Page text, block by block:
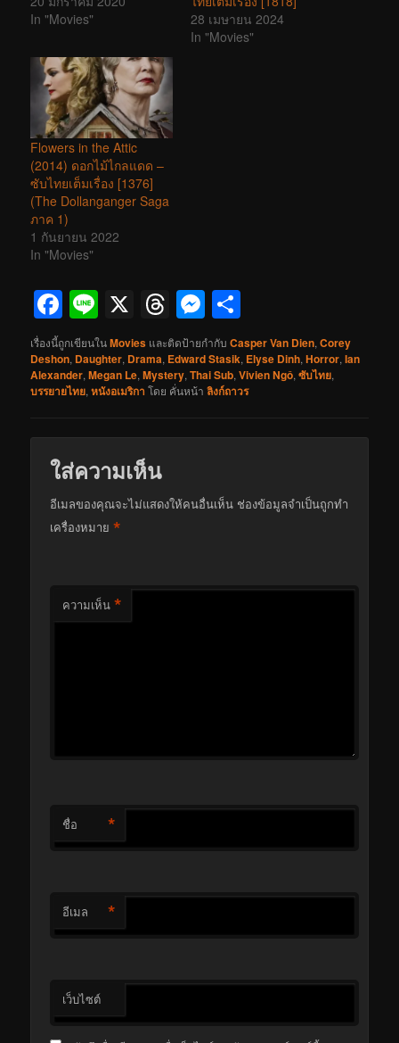
In "Movies"
28 เมษายน 2024
In "Movies"
Flowers in the Attic
(2014) ดอกไม้ไกลแดด –
ซับไทยเต็มเรื่อง [1376]
(The Dollanganger Saga
ภาค 1)
1 กันยายน 2022
In "Movies"
Facebook
Line
X Threads
Messenger
เรื่องนี้ถูกเขียนในMovies และติดป้ายกำกับCasper Van Dien,Corey
Deshon, Daughter, Drama, Edward Stasik, Elyse Dinh,Horror,Ian
Alexander,Megan Le,Mystery,Thai Sub,Vivien Ngô,ซับไทย,
บรรยายไทย,หนังอเมริกา โดย คั่นหน้าลิงก์ถาวร
ใส่ความเห็น
อีเมลของคุณจะไม่แสดงให้คนอื่นเห็น ช่องข้อมูลจำเป็นถูกทำ
เครื่องหมาย*
ความเห็น *
ชื่อ *
อีเมล *
เว็บไซต์